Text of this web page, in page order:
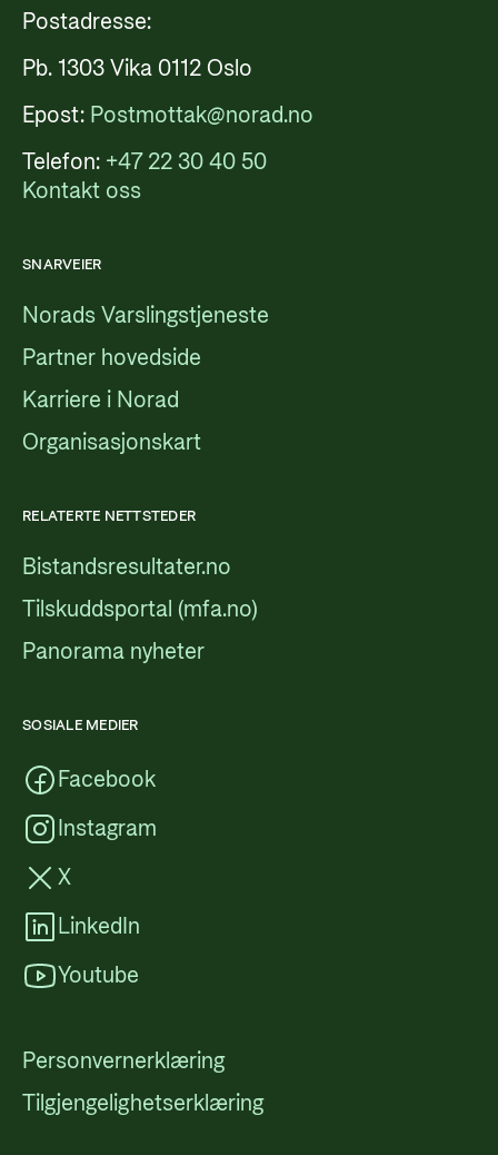
Postadresse:
Pb. 1303 Vika 0112 Oslo
Epost: Postmottak@norad.no
Telefon: +47 22 30 40 50
Kontakt oss
SNARVEIER
Norads Varslingstjeneste
Partner hovedside
Karriere i Norad
Organisasjonskart
RELATERTE NETTSTEDER
Bistandsresultater.no
Tilskuddsportal (mfa.no)
Panorama nyheter
SOSIALE MEDIER
Facebook
Instagram
X
LinkedIn
Youtube
Personvernerklæring
Tilgjengelighetserklæring